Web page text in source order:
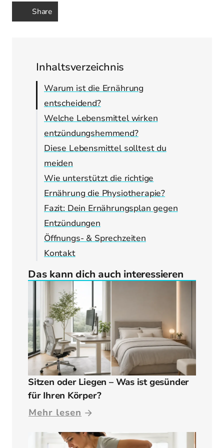
Share
Inhaltsverzeichnis
entscheidend?
Welche Lebensmittel wirken
entzündungshemmend?
Diese Lebensmittel solltest du
meiden
Wie unterstützt die richtige
Ernährung die Physiotherapie?
Fazit: Dein Ernährungsplan gegen
Entzündungen
Öffnungs- & Sprechzeiten
Kontakt
Das kann dich auch interessieren
Sitzen oder Liegen – Was ist gesünder
für Ihren Körper?